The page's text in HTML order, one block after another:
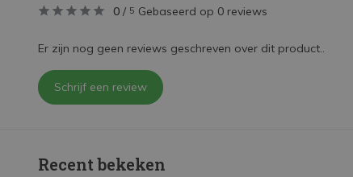
0 / 5 Gebaseerd op 0 reviews
Er zijn nog geen reviews geschreven over dit product..
Schrijf een review
Recent bekeken